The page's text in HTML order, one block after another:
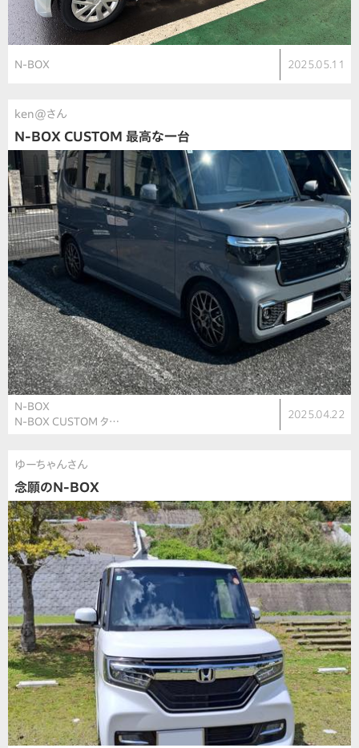
N-BOX 2025.05.11
ken@さん
N-BOX CUSTOM 最高な一台
N-BOX
N-BOX CUSTOM タ…
2025.04.22
ゆーちゃんさん
念願のN-BOX